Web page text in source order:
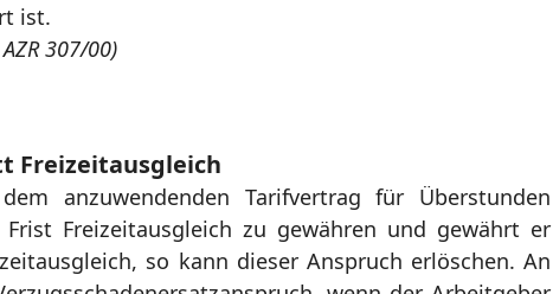
ist.
307/00)
Freizeitausgleich
anzuwendenden Tarifvertrag für Überstunden
Freizeitausgleich zu gewähren und gewährt er
so kann dieser Anspruch erlöschen. An